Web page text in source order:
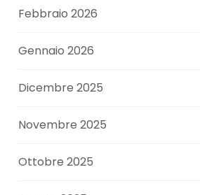
Febbraio 2026
Gennaio 2026
Dicembre 2025
Novembre 2025
Ottobre 2025